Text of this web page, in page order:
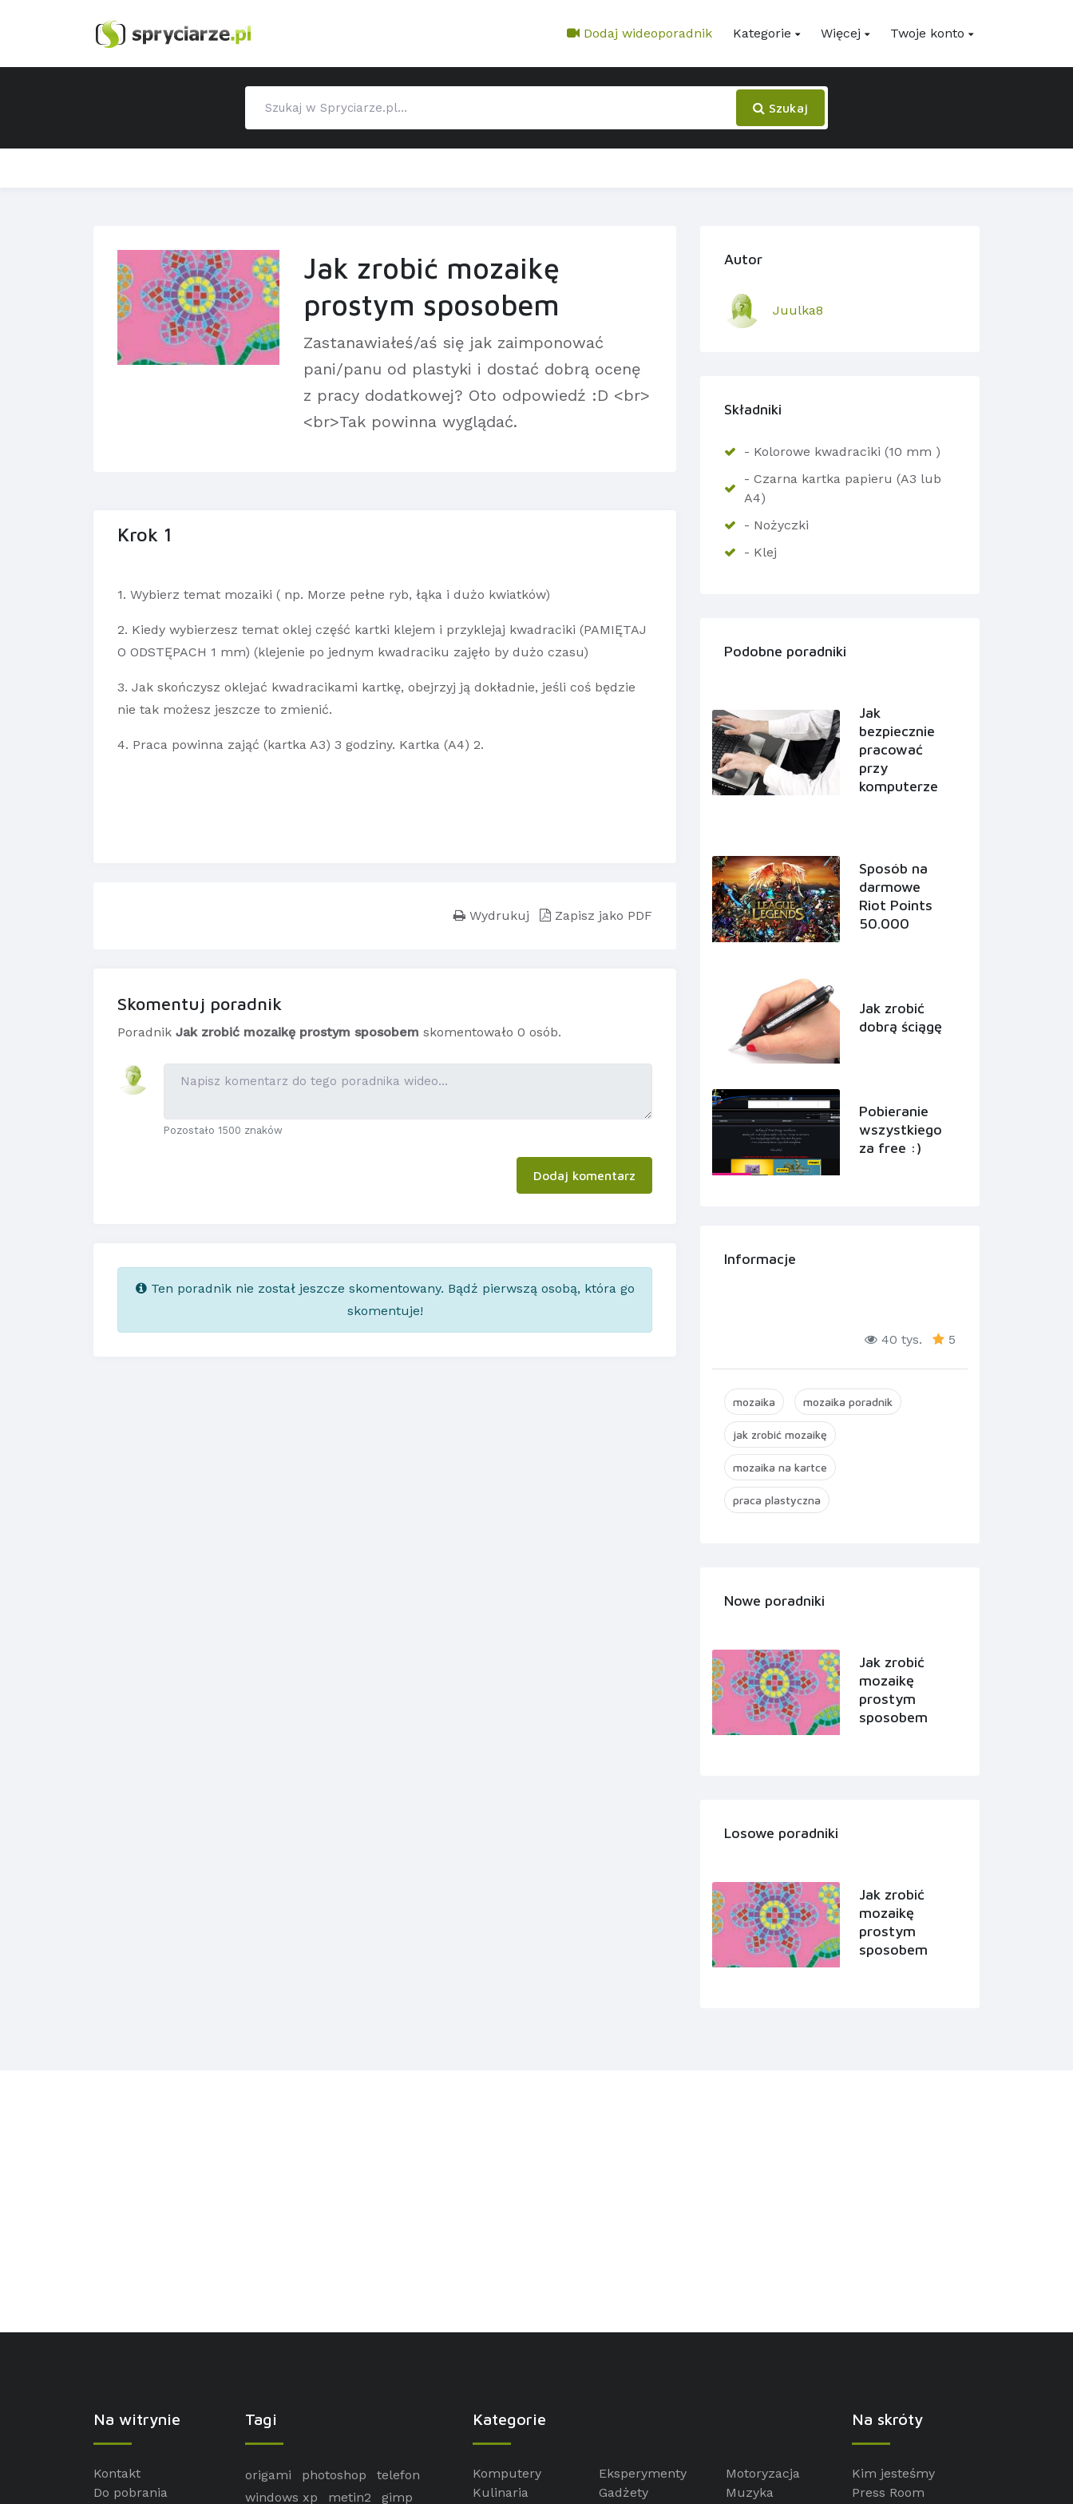
Dodaj wideoporadnik Kategorie Więcej Twoje konto
Szukaj
Jak zrobić mozaikę
prostym sposobem
Zastanawiałeś/aś się jak zaimponować
pani/panu od plastyki i dostać dobrą ocenę
z pracy dodatkowej? Oto odpowiedź :D <br>
<br>Tak powinna wyglądać.
Krok 1
1. Wybierz temat mozaiki ( np. Morze pełne ryb, łąka i dużo kwiatków)
2. Kiedy wybierzesz temat oklej część kartki klejem i przyklejaj kwadraciki (PAMIĘTAJ
O ODSTĘPACH 1 mm) (klejenie po jednym kwadraciku zajęło by dużo czasu)
3. Jak skończysz oklejać kwadracikami kartkę, obejrzyj ją dokładnie, jeśli coś będzie
nie tak możesz jeszcze to zmienić.
4. Praca powinna zająć (kartka A3) 3 godziny. Kartka (A4) 2.
Wydrukuj Zapisz jako PDF
Skomentuj poradnik
Poradnik Jak zrobić mozaikę prostym sposobem skomentowało 0 osób.
Pozostało 1500 znaków
Dodaj komentarz
Ten poradnik nie został jeszcze skomentowany. Bądź pierwszą osobą, która go
skomentuje!
Autor
Juulka8
Składniki
- Kolorowe kwadraciki (10 mm )
- Czarna kartka papieru (A3 lub
A4)
- Nożyczki
- Klej
Podobne poradniki
Jak
bezpiecznie
pracować
przy
komputerze
Sposób na
darmowe
Riot Points
50.000
Jak zrobić
dobrą ściągę
Pobieranie
wszystkiego
za free :)
Informacje
40 tys. 5
mozaika mozaika poradnik
jak zrobić mozaikę
mozaika na kartce
praca plastyczna
Nowe poradniki
Jak zrobić
mozaikę
prostym
sposobem
Losowe poradniki
Jak zrobić
mozaikę
prostym
sposobem
Na witrynie
Kontakt
Do pobrania
Tagi
origami photoshop
telefon
windows xp
metin2 gimp
Kategorie
Komputery
Kulinaria
Eksperymenty
Gadżety
Motoryzacja
Muzyka
Na skróty
Kim jesteśmy
Press Room